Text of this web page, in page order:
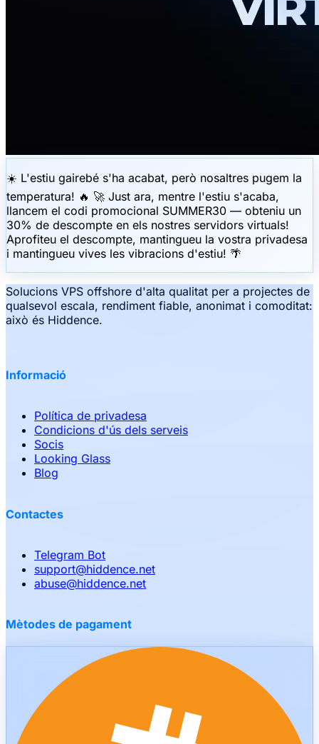
☀️ L'estiu gairebé s'ha acabat, però nosaltres pugem la
temperatura! 🔥 🚀 Just ara, mentre l'estiu s'acaba,
llancem el codi promocional SUMMER30 — obteniu un
30% de descompte en els nostres servidors virtuals!
Aprofiteu el descompte, mantingueu la vostra privadesa
i mantingueu vives les vibracions d'estiu! 🌴
Solucions VPS offshore d'alta qualitat per a projectes de
qualsevol escala, rendiment fiable, anonimat i comoditat:
això és Hiddence.
Informació
Política de privadesa
Condicions d'ús dels serveis
Socis
Looking Glass
Blog
Contactes
Telegram Bot
support@hiddence.net
abuse@hiddence.net
Mètodes de pagament